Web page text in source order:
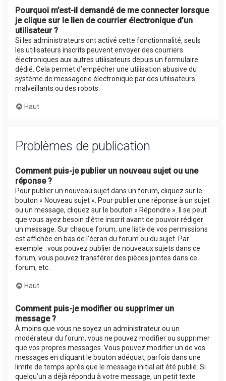
Pourquoi m’est-il demandé de me connecter lorsque
je clique sur le lien de courrier électronique d’un
utilisateur ?
Si les administrateurs ont activé cette fonctionnalité, seuls
les utilisateurs inscrits peuvent envoyer des courriers
électroniques aux autres utilisateurs depuis un formulaire
dédié. Cela permet d’empêcher une utilisation abusive du
système de messagerie électronique par des utilisateurs
malveillants ou des robots.
Haut
Problèmes de publication
Comment puis-je publier un nouveau sujet ou une
réponse ?
Pour publier un nouveau sujet dans un forum, cliquez sur le
bouton « Nouveau sujet ». Pour publier une réponse à un sujet
ou un message, cliquez sur le bouton « Répondre ». Il se peut
que vous ayez besoin d’être inscrit avant de pouvoir rédiger
un message. Sur chaque forum, une liste de vos permissions
est affichée en bas de l’écran du forum ou du sujet. Par
exemple : vous pouvez publier de nouveaux sujets dans ce
forum, vous pouvez transférer des pièces jointes dans ce
forum, etc.
Haut
Comment puis-je modifier ou supprimer un
message ?
À moins que vous ne soyez un administrateur ou un
modérateur du forum, vous ne pouvez modifier ou supprimer
que vos propres messages. Vous pouvez modifier un de vos
messages en cliquant le bouton adéquat, parfois dans une
limite de temps après que le message initial ait été publié. Si
quelqu’un a déjà répondu à votre message, un petit texte